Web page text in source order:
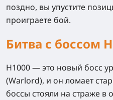
поздно, вы упустите
проиграете бой.
Битва с боссом
H1000 — это новый босс
(Warlord), и он ломает
боссы стояли на страже в